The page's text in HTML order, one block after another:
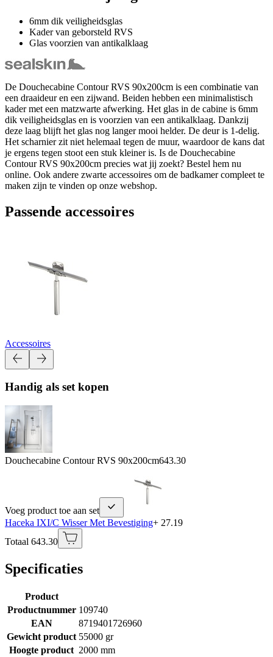
6mm dik veiligheidsglas
Kader van geborsteld RVS
Glas voorzien van antikalklaag
De Douchecabine Contour RVS 90x200cm is een combinatie van
een draaideur en een zijwand. Beiden hebben een minimalistisch
kader met een matzwarte afwerking. Het glas in de cabine is 6mm
dik veiligheidsglas en is voorzien van een antikalklaag. Dankzij
deze laag blijft het glas nog langer mooi helder. De deur is 1-delig.
Het scharnier zit niet helemaal tegen de muur, waardoor de kans dat
je ergens tegen stoot een stuk kleiner is. Is de Douchecabine
Contour RVS 90x200cm precies wat jij zoekt? Bestel hem nu
online. Ook andere zwarte accessoires om de badkamer compleet te
maken zijn te vinden op onze webshop.
Passende accessoires
Accessoires
Handig als set kopen
Douchecabine Contour RVS 90x200cm643.30
Voeg product toe aan set
Haceka IXI/C Wisser Met Bevestiging+ 27.19
Totaal 643.30
Specificaties
Product
Productnummer 109740
EAN
8719401726960
Gewicht product 55000 gr
Hoogte product 2000 mm